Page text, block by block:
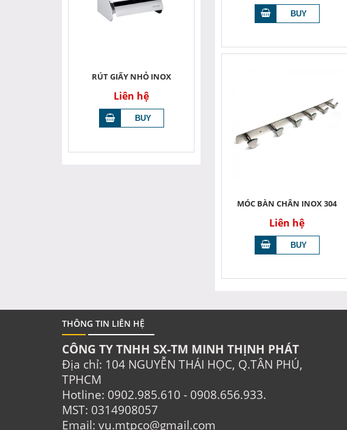
MÓC BÀN CHÂN INOX 304
Liên hệ
RÚT GIẤY NHỎ INOX
Liên hệ
THÔNG TIN LIÊN HỆ
CÔNG TY TNHH SX-TM MINH THỊNH PHÁT
Địa chỉ: 104 NGUYỄN THÁI HỌC, Q.TÂN PHÚ,
TPHCM
Hotline: 0902.985.610 - 0908.656.933.
MST: 0314908057
Email: vu.mtpco@gmail.com